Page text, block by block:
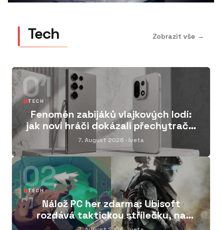
Tech Zobrazit vše →
01
TECH
Fenomén zabijáků vlajkových lodí:
jak noví hráči dokázali přechytračit
mobilní obry
7. August 2026 · Iveta
02
TECH
Nálož PC her zdarma: Ubisoft
rozdává taktickou střílečku, na
Steamu získáte parádní klon Zeldy